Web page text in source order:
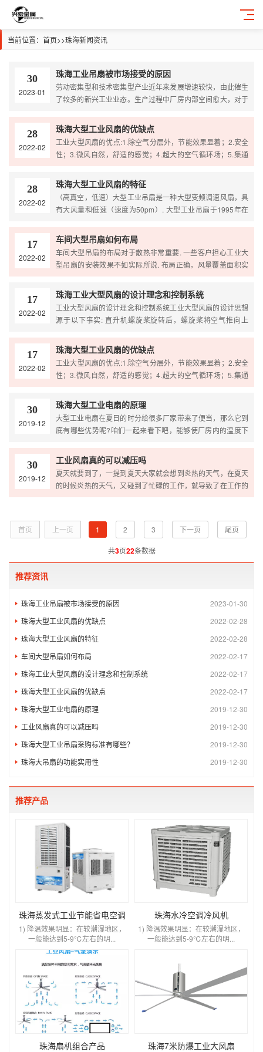
当前位置： 首页>>珠海新闻资讯
30
2023-01
珠海工业吊扇被市场接受的原因
劳动密集型和技术密集型产业近年来发展增速较快，由此催生
了较多的新兴工业业态。生产过程中厂房内部空间愈大，对于
场所室内温度和通风就有了用武之地。对于各场所而言，大型
工业吊扇获得市场认可的原因是什么？一、可安装于各种场所
工业吊扇的...
28
2022-02
珠海大型工业风扇的优缺点
工业大型风扇的优点:1.除空气分层外，节能效果显着；2.安全
性；3.微风自然，舒适的感觉；4.超大的空气循环场；5.集通
风降温于一体，除湿防霉；6.无级送风模式，适应不同专业需
求；7.静音操作大型工业风扇，安静无扰；8.不占用地面空间.
工业大型风扇的缺点:1.适用于高度超过4.5...
28
2022-02
珠海大型工业风扇的特征
（高真空，低速）大型工业吊扇是一种大型变频调速风扇，具
有大风量和低速（速度为50pm）. 大型工业吊扇于1995年在
改善工作环境的舒适性而开发的产品.与空调一起使用时，可以
节省30％以上的能源！在相同温度下，舒适度可以大大提...
17
2022-02
车间大型吊扇如何布局
车间大型吊扇的布局对于散热非常重要. 一些客户担心工业大
型吊扇的安装效果不如实际所说. 布局正确，风量覆盖面积实
际上也一样大. 现在，许多公司在选择冷却产品时更喜欢基于
质量的产品，而大型工厂通常会考虑流行产品的冷却效果. 由
于工厂足够宽，如果冷却效果不好，则需要购买冷却设备数量
会...
17
2022-02
珠海工业大型风扇的设计理念和控制系统
工业大型风扇的设计理念和控制系统工业大型风扇的设计思想
源于以下事实: 直升机螺旋桨旋转后，螺旋桨将空气推向上
旋桨下方产生的压力高于上方. 空气产生的压力很大，会在螺
旋桨上产生向上的压力，即所谓的浮力. 出于同样的原因，当
大型风...
17
2022-02
珠海大型工业风扇的优缺点
工业大型风扇的优点:1.除空气分层外，节能效果显着；2.安全
性；3.微风自然，舒适的感觉；4.超大的空气循环场；5.集通
风降温于一体，除湿防霉；6.无级送风模式，适应不同专业需
求；7.静音操作大型工业风扇，安静无扰；8.不占用地面空间.
工业大型风扇的缺点:1.适用于高度超过4.5...
30
2019-12
珠海大型工业电扇的原理
大型工业电扇在夏日的时分给很多厂家带来了便当，那么它到
底有哪些优势呢?咱们一起来看下吧，能够使厂房内的温度下
吊扇的叶子比较大，由所以吊挂 式的，能够处理摆放的空
间。 并且受风的规模也比较广，转速也比较低，环保，节
点功能又好...
30
2019-12
工业风扇真的可以减压吗
夏天就要到了，一提到夏天大家就会想到炎热的天气，在夏天
的时候炎热的天气，又碰到了忙碌的工作，就导致了在工作的
时候每一个人的情绪都会变得十分的焦躁，还有工业大风扇作
么样才能够去选到一款降温效果好的工业大风扇呢?其实这也
是一门非常...
首页 上一页 1 2 3 下一页 尾页
共3页22条数据
推荐资讯
2023-01-30
珠海工业吊扇被市场接受的原因
2022-02-28
珠海大型工业风扇的优缺点
2022-02-28
珠海大型工业风扇的特征
2022-02-17
车间大型吊扇如何布局
2022-02-17
珠海工业大型风扇的设计理念和控制系统
2022-02-17
珠海大型工业风扇的优缺点
2019-12-30
珠海大型工业电扇的原理
2019-12-30
工业风扇真的可以减压吗
2019-12-30
珠海大型工业吊扇采购标准有哪些？
2019-12-30
珠海大吊扇的功能实用性
推荐产品
珠海蒸发式工业节能省电空调
1) 降温效果明显：在较潮湿地区，
一般能达到5-9℃左右的明...
珠海水冷空调冷风机
1) 降温效果明显：在较潮湿地区，
一般能达到5-9℃左右的明...
珠海扇机组合产品 珠海7米防爆工业大风扇